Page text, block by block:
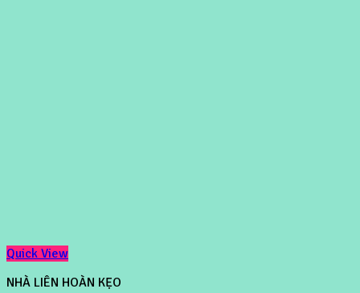
Quick View
NHÀ LIÊN HOÀN KẸO